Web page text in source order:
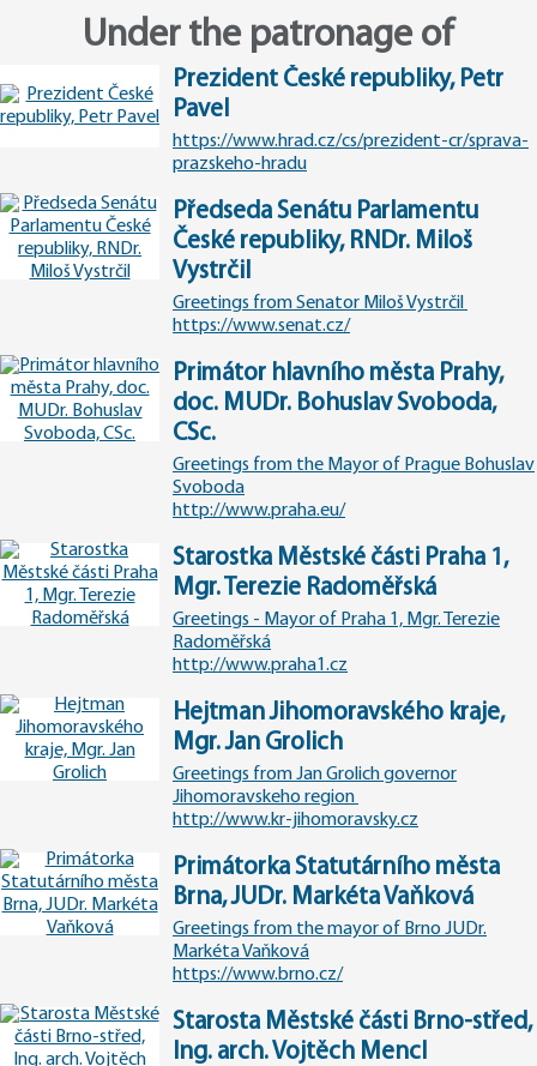
Under the patronage of
Prezident České republiky, Petr
Pavel
https://www.hrad.cz/cs/prezident-cr/sprava-
prazskeho-hradu
Předseda Senátu Parlamentu
České republiky, RNDr. Miloš
Vystrčil
Greetings from Senator Miloš Vystrčil
https://www.senat.cz/
Primátor hlavního města Prahy,
doc. MUDr. Bohuslav Svoboda,
CSc.
Greetings from the Mayor of Prague Bohuslav
Svoboda
http://www.praha.eu/
Starostka Městské části Praha 1,
Mgr. Terezie Radoměřská
Greetings - Mayor of Praha 1, Mgr. Terezie
Radoměřská
http://www.praha1.cz
Hejtman Jihomoravského kraje,
Mgr. Jan Grolich
Greetings from Jan Grolich governor
Jihomoravskeho region
http://www.kr-jihomoravsky.cz
Primátorka Statutárního města
Brna, JUDr. Markéta Vaňková
Greetings from the mayor of Brno JUDr.
Markéta Vaňková
https://www.brno.cz/
Starosta Městské části Brno-střed,
Ing. arch. Vojtěch Mencl